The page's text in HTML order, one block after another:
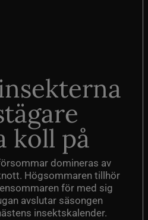
koll på
domineras av
Högsommaren tillhör
för med sig
avslutar säsongen
insektskalender.